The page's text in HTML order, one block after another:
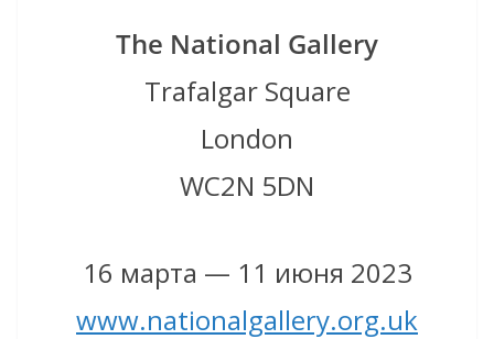
The National Gallery
Trafalgar Square
London
WC2N 5DN
16 марта — 11 июня 2023
www.nationalgallery.org.uk